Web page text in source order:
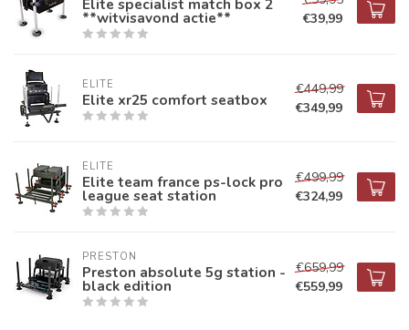
Elite specialist match box 2
**witvisavond actie**
€39,99
ELITE
Elite xr25 comfort seatbox
€449,99
€349,99
ELITE
Elite team france ps-lock pro
league seat station
€499,99
€324,99
PRESTON
Preston absolute 5g station -
black edition
€659,99
€559,99